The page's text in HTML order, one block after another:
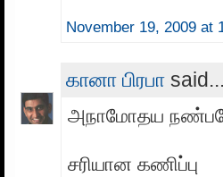
November 19, 2009 at
கானா பிரபா said...
அநாமோதய
சரியான கணிப்பு